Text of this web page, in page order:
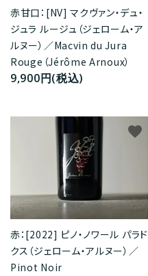
赤甘口：[NV] マクヴァン・デュ・
ジュラ ルージュ（ジェローム・ア
ルヌー）／Macvin du Jura
Rouge（Jérôme Arnoux）
9,900円(税込)
赤：[2022] ピノ・ノワール パラド
クス（ジェローム・アルヌー）／
Pinot Noir
favorite